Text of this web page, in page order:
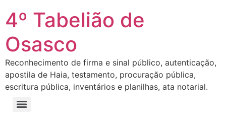
4º Tabelião de
Osasco
Reconhecimento de firma e sinal público, autenticação,
apostila de Haia, testamento, procuração pública,
escritura pública, inventários e planilhas, ata notarial.